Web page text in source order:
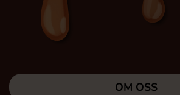
OM OSS